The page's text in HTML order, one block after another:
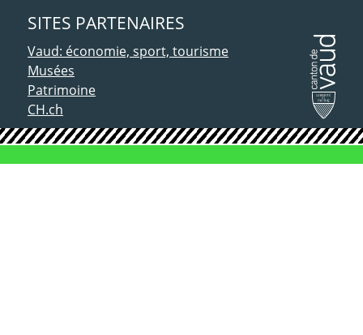
SITES PARTENAIRES
Vaud: économie, sport, tourisme
Musées
Patrimoine
CH.ch